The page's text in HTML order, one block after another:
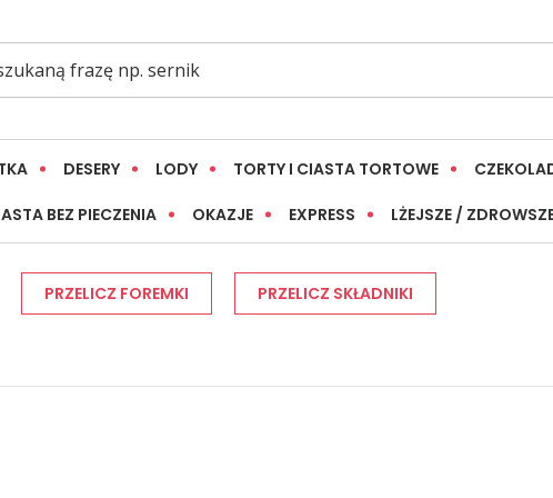
DESERY LODY TORTY I CIASTA TORTOWE
BEZ PIECZENIA OKAZJE EXPRESS LŻEJSZE /
PRZELICZ FOREMKI PRZELICZ SKŁADNIKI